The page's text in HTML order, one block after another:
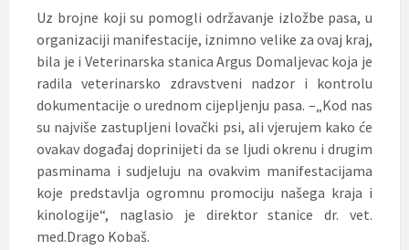
Uz brojne koji su pomogli održavanje izložbe pasa, u
organizaciji manifestacije, iznimno velike za ovaj kraj,
bila je i Veterinarska stanica Argus Domaljevac koja je
radila veterinarsko zdravstveni nadzor i kontrolu
dokumentacije o urednom cijepljenju pasa. –„Kod nas
su najviše zastupljeni lovački psi, ali vjerujem kako će
ovakav događaj doprinijeti da se ljudi okrenu i drugim
pasminama i sudjeluju na ovakvim manifestacijama
koje predstavlja ogromnu promociju našega kraja i
kinologije“, naglasio je direktor stanice dr. vet.
med.Drago Kobaš.